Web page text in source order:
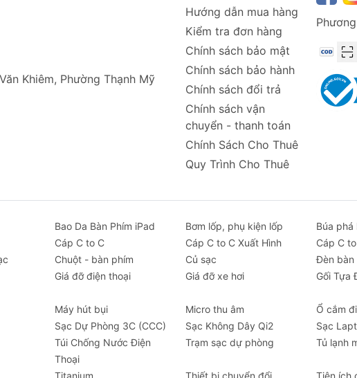
Khiêm, Phường Thạnh Mỹ
Hướng dẫn mua hàng
Kiểm tra đơn hàng
Chính sách bảo mật
Chính sách bảo hành
Chính sách đổi trả
Chính sách vận
chuyển - thanh toán
Chính Sách Cho Thuê
Quy Trình Cho Thuê
Bao Da Bàn Phím iPad Bơm lốp, phụ kiện lốp Búa phá
Cáp C to C Cáp C to C Xuất Hình Cáp C
Chuột - bàn phím Củ sạc Đèn bàn
Giá đỡ điện thoại Giá đỡ xe hơi Gối Tựa
Máy hút bụi Micro thu âm Ổ cắm
Sạc Dự Phòng 3C (CCC) Sạc Không Dây Qi2 Sạc
Túi Chống Nước Điện
Thoại
Trạm sạc dự phòng Tủ lạnh
Titanium Thiết bị chuyển đổi Tiện ích